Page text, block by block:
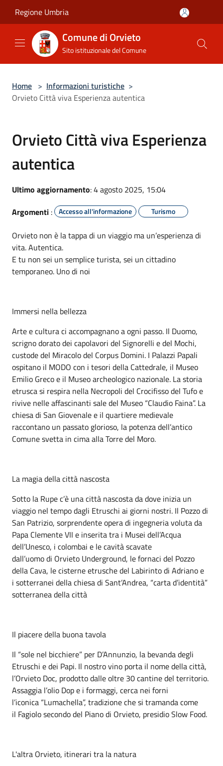
Regione Umbria
Comune di Orvieto
Sito istituzionale del Comune
Home > Informazioni turistiche >
Orvieto Città viva Esperienza autentica
Orvieto Città viva Esperienza
autentica
Ultimo aggiornamento: 4 agosto 2025, 15:04
Argomenti : Accesso all'informazione Turismo
Orvieto non è la tappa di un viaggio ma un’esperienza di
vita. Autentica.
E tu non sei un semplice turista, sei un cittadino
temporaneo. Uno di noi
Immersi nella bellezza
Arte e cultura ci accompagnano a ogni passo. Il Duomo,
scrigno dorato dei capolavori del Signorelli e del Mochi,
custode del Miracolo del Corpus Domini. I Palazzi Papali
ospitano il MODO con i tesori della Cattedrale, il Museo
Emilio Greco e il Museo archeologico nazionale. La storia
etrusca si respira nella Necropoli del Crocifisso del Tufo e
rivive nelle affascinanti sale del Museo “Claudio Faina”. La
chiesa di San Giovenale e il quartiere medievale
raccontano un passato glorioso, la potenza dell’antico
Comune svetta in cima alla Torre del Moro.
La magia della città nascosta
Sotto la Rupe c’è una città nascosta da dove inizia un
viaggio nel tempo dagli Etruschi ai giorni nostri. Il Pozzo di
San Patrizio, sorprendente opera di ingegneria voluta da
Papa Clemente VII e inserita tra i Musei dell’Acqua
dell’Unesco, i colombai e le cavità scavate
dall’uomo di Orvieto Underground, le fornaci del Pozzo
della Cava, le cisterne etrusche del Labirinto di Adriano e
i sotterranei della chiesa di Sant’Andrea, “carta d’identità”
sotterranea della città
Il piacere della buona tavola
Il “sole nel bicchiere” per D’Annunzio, la bevanda degli
Etruschi e dei Papi. Il nostro vino porta il nome della città,
l’Orvieto Doc, prodotto dalle oltre 30 cantine del territorio.
Assaggia l’olio Dop e i formaggi, cerca nei forni
l’iconica “Lumachella”, tradizione che si tramanda come
il Fagiolo secondo del Piano di Orvieto, presidio Slow Food.
L'altra Orvieto, itinerari tra la natura